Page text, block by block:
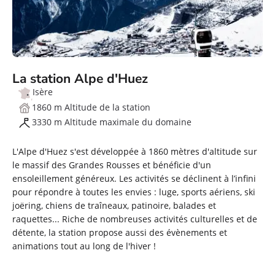
La station Alpe d'Huez
Isère
1860 m Altitude de la station
3330 m Altitude maximale du domaine
L'Alpe d'Huez s'est développée à 1860 mètres d'altitude sur
le massif des Grandes Rousses et bénéficie d'un
ensoleillement généreux. Les activités se déclinent à l’infini
pour répondre à toutes les envies : luge, sports aériens, ski
joëring, chiens de traîneaux, patinoire, balades et
raquettes... Riche de nombreuses activités culturelles et de
détente, la station propose aussi des évènements et
animations tout au long de l'hiver !